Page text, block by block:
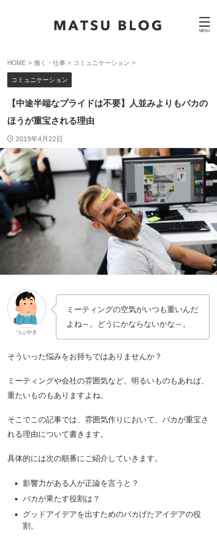
HOME > 働く・仕事 > コミュニケーション >
コミュニケーション
【中途半端なプライドは不要】人並みよりもバカの
ほうが重宝される理由
2019年4月22日
つぶやき
ミーティングの空気がいつも重いんだ
よね～。どうにかならないかな～。
そういった悩みをお持ちではありませんか？
ミーティングや会社の雰囲気など、明るいものもあれば、
重たいものもありますよね。
そこでこの記事では、雰囲気作りにおいて、バカが重宝さ
れる理由について書きます。
具体的には次の順番にご紹介していきます。
影響力がある人が正論を言うと？
バカが果たす役割は？
グッドアイデアを出すためのバカげたアイデアの役
割。